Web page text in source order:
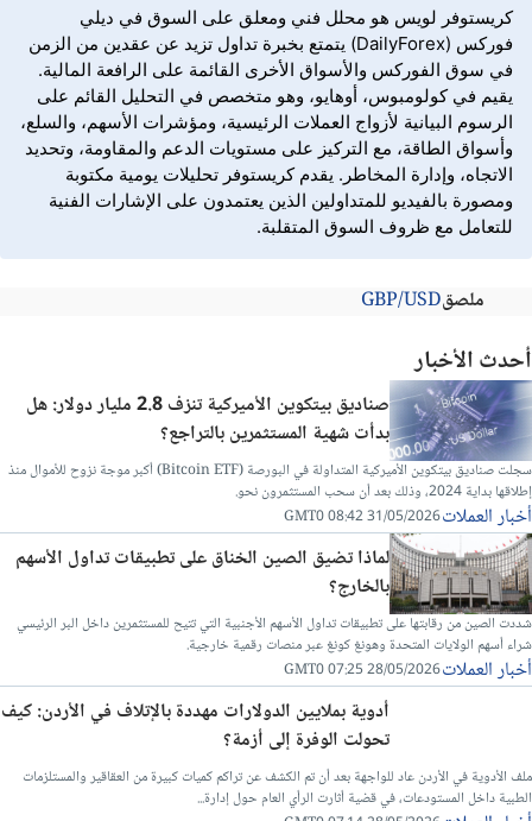
كريستوفر لويس هو محلل فني ومعلق على السوق في ديلي
فوركس (DailyForex) يتمتع بخبرة تداول تزيد عن عقدين من الزمن
في سوق الفوركس والأسواق الأخرى القائمة على الرافعة المالية.
يقيم في كولومبوس، أوهايو، وهو متخصص في التحليل القائم على
الرسوم البيانية لأزواج العملات الرئيسية، ومؤشرات الأسهم، والسلع،
وأسواق الطاقة، مع التركيز على مستويات الدعم والمقاومة، وتحديد
الاتجاه، وإدارة المخاطر. يقدم كريستوفر تحليلات يومية مكتوبة
ومصورة بالفيديو للمتداولين الذين يعتمدون على الإشارات الفنية
للتعامل مع ظروف السوق المتقلبة.
ملصقGBP/USD
أحدث الأخبار
صناديق بيتكوين الأميركية تنزف 2.8 مليار دولار: هل
بدأت شهية المستثمرين بالتراجع؟
سجلت صناديق بيتكوين الأميركية المتداولة في البورصة (Bitcoin ETF) أكبر موجة نزوح للأموال منذ
إطلاقها بداية 2024، وذلك بعد أن سحب المستثمرون نحو.
أخبار العملات31/05/2026 08:42 GMT0
لماذا تضيق الصين الخناق على تطبيقات تداول الأسهم
بالخارج؟
شددت الصين من رقابتها على تطبيقات تداول الأسهم الأجنبية التي تتيح للمستثمرين داخل البر الرئيسي
شراء أسهم الولايات المتحدة وهونغ كونغ عبر منصات رقمية خارجية.
أخبار العملات28/05/2026 07:25 GMT0
أدوية بملايين الدولارات مهددة بالإتلاف في الأردن: كيف
تحولت الوفرة إلى أزمة؟
ملف الأدوية في الأردن عاد للواجهة بعد أن تم الكشف عن تراكم كميات كبيرة من العقاقير والمستلزمات
الطبية داخل المستودعات، في قضية أثارت الرأي العام حول إدارة...